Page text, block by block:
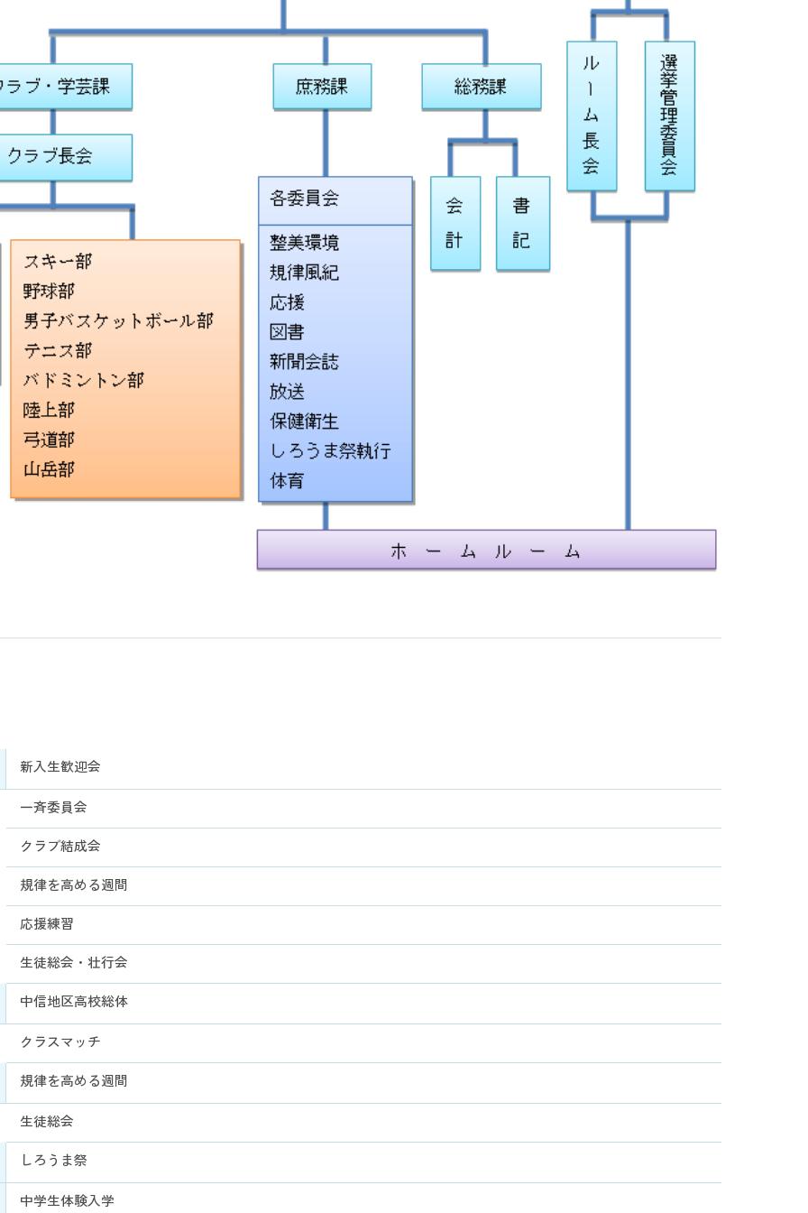
新入生歓迎会
一斉委員会
クラブ結成会
規律を高める週間
応援練習
生徒総会・壮行会
中信地区高校総体
クラスマッチ
規律を高める週間
生徒総会
しろうま祭
中学生体験入学